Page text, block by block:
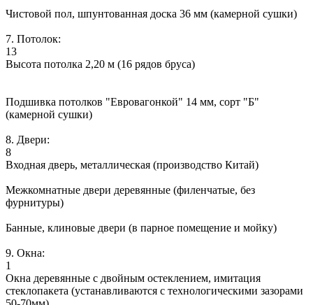
Чистовой пол, шпунтованная доска 36 мм (камерной сушки)
7. Потолок:
13
Высота потолка 2,20 м (16 рядов бруса)
Подшивка потолков "Евровагонкой" 14 мм, сорт "Б"
(камерной сушки)
8. Двери:
8
Входная дверь, металлическая (производство Китай)
Межкомнатные двери деревянные (филенчатые, без
фурнитуры)
Банные, клиновые двери (в парное помещение и мойку)
9. Окна:
1
Окна деревянные с двойным остеклением, имитация
стеклопакета (устанавливаются с технологическими зазорами